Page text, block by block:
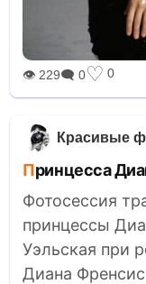
👁 229🗨 0♡ 0
Красивые
Принцесса
Фотосессия
принцессы
Уэльская при
Диана